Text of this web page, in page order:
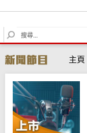
S
e
r
c
h
主頁